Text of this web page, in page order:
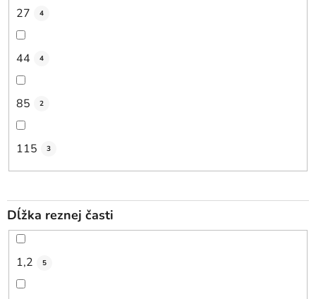
27 4
44 4
85 2
115 3
Dĺžka reznej časti
1,2 5